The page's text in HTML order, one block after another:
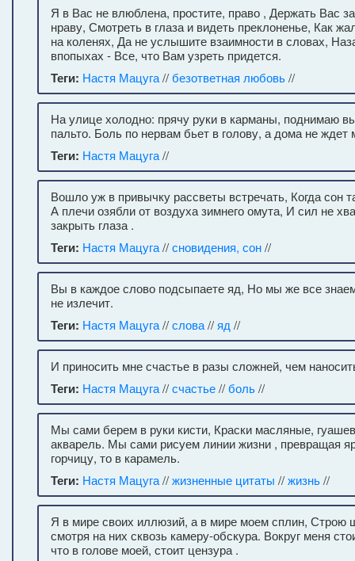
Я в Вас не влюблена, простите, право , Держать Вас
нраву, Смотреть в глаза и видеть преклоненье, Как
на коленях, Да не услышите взаимности в словах,
впопыхах - Все, что Вам узреть придется.
Теги: Настя Мацуга//безответная любовь//
На улице холодно: прячу руки в карманы, поднимаю
пальто. Боль по нервам бьет в голову, а дома не ждет
Теги: Настя Мацуга//
Вошло уж в привычку рассветы встречать, Когда сон
А плечи озябли от воздуха зимнего омута, И сил не
закрыть глаза .
Теги: Настя Мацуга//сновидения, сон//
Вы в каждое слово подсыпаете яд, Но мы же все
не излечит.
Теги: Настя Мацуга//слова//яд //
И приносить мне счастье в разы сложней, чем
Теги: Настя Мацуга//счастье//боль//
Мы сами берем в руки кисти, Краски масляные,
акварель. Мы сами рисуем линии жизни , превращая
горчицу, то в карамель.
Теги: Настя Мацуга//жизненные цитаты //жизнь//
Я в мире своих иллюзий, а в мире моем сплин, Строю
смотря на них сквозь камеру-обскура. Вокруг меня
что в голове моей, стоит цензура .